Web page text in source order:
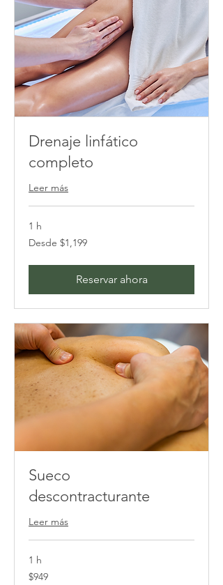
Drenaje linfático
completo
Leer más
1 h
Desde
1,199
Desde $1,199
Reservar ahora
Sueco
descontracturante
Leer más
1 h
949
pesos
$949